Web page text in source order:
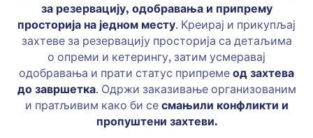
за резервацију, одобравања и припрему
просторија на једном месту. Креирај и прикупљај
захтеве за резервацију просторија са детаљима
о опреми и кетерингу, затим усмеравај
одобравања и прати статус припреме од захтева
до завршетка. Одржи заказивање организованим
и пратљивим како би се смањили конфликти и
пропуштени захтеви.